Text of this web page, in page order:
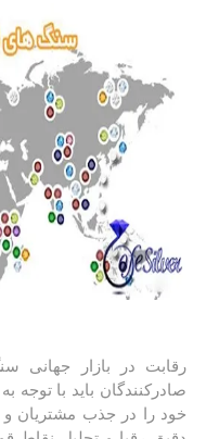
رقابت در بازار جهانی
صادرکنندگان باید با توجه
خود را در جذب مشتریان و